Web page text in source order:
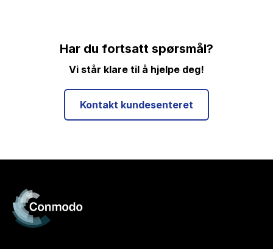
Har du fortsatt spørsmål?
Vi står klare til å hjelpe deg!
Kontakt kundesenteret